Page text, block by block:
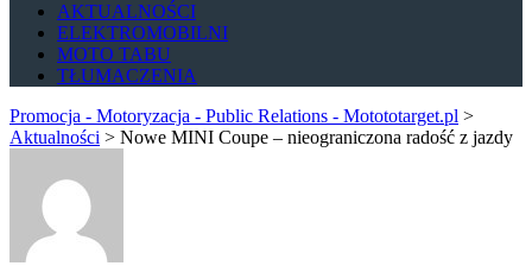
AKTUALNOŚCI
ELEKTROMOBILNI
MOTO TABU
TŁUMACZENIA
Promocja - Motoryzacja - Public Relations - Motototarget.pl >
Aktualności > Nowe MINI Coupe – nieograniczona radość z jazdy